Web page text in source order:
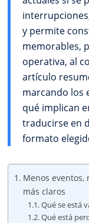
y permite
memorables,
operativa, al
artículo
marcando los
qué implican
traducirse en
formato
Menos eventos,
más claros
Qué se está
Qué está